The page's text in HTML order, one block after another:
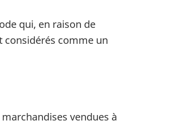
qui, en raison de
considérés comme un
vendues à